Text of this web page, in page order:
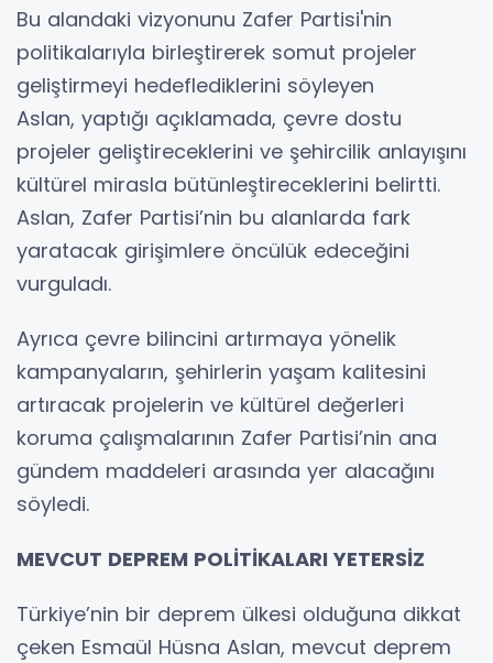
Bu alandaki vizyonunu Zafer Partisi'nin
politikalarıyla birleştirerek somut projeler
geliştirmeyi hedeflediklerini söyleyen
Aslan, yaptığı açıklamada, çevre dostu
projeler geliştireceklerini ve şehircilik anlayışını
kültürel mirasla bütünleştireceklerini belirtti.
Aslan, Zafer Partisi’nin bu alanlarda fark
yaratacak girişimlere öncülük edeceğini
vurguladı.
Ayrıca çevre bilincini artırmaya yönelik
kampanyaların, şehirlerin yaşam kalitesini
artıracak projelerin ve kültürel değerleri
koruma çalışmalarının Zafer Partisi’nin ana
gündem maddeleri arasında yer alacağını
söyledi.
MEVCUT DEPREM POLİTİKALARI YETERSİZ
Türkiye’nin bir deprem ülkesi olduğuna dikkat
çeken Esmaül Hüsna Aslan, mevcut deprem